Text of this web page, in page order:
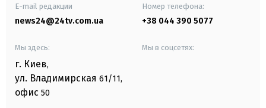
E-mail редакции
news24@24tv.com.ua
Номер телефона:
+38 044 390 5077
Мы здесь:
г. Киев,
ул. Владимирская 61/11,
офис 50
Мы в соцсетях: